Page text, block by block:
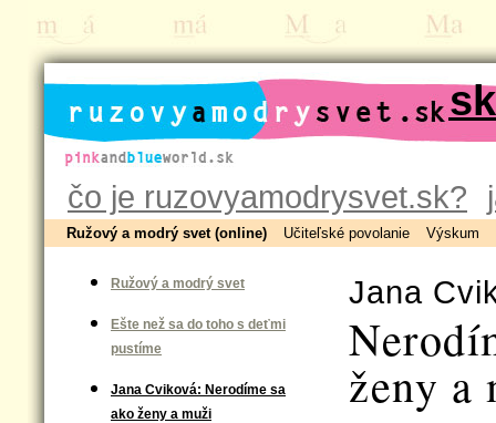
ruzovyamodrysvet.sk
čo je ruzovyamodrysvet.sk?
Ružový a modrý svet (online) Učiteľské povolanie Výskum
Ružový a modrý svet
Ešte než sa do toho s deťmi
pustíme
Jana Cviková: Nerodíme sa
ako ženy a muži
Jana
ženy a